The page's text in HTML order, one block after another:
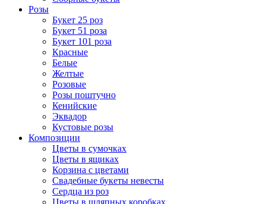
Розы
Букет 25 роз
Букет 51 роза
Букет 101 роза
Красные
Белые
Желтые
Розовые
Розы поштучно
Кенийские
Эквадор
Кустовые розы
Композиции
Цветы в сумочках
Цветы в ящиках
Корзина с цветами
Свадебные букеты невесты
Сердца из роз
Цветы в шляпных коробках